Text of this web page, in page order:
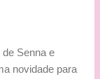
com certeza,
basta
Senna e
novidade para